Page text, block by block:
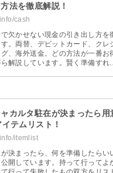
法を徹底解説！
cash
欠かせない現金の引き出し方を
。両替、デビットカード、クレ
、海外送金。どの方法が一番お
解説しています。賢く準備すれ
ャカルタ駐在が決まったら用
テムリスト！
itemlist
決まったら、何を準備したらい
開しています。持って行ってよ